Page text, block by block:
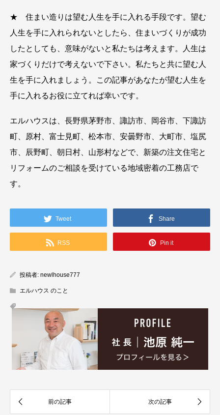
★ 住まい造りは望む人生を手に入れる手段です。望む
人生を手に入れられないとしたら、住まいづくりが成功
したとしても、意味がないと私たちは考えます。人生は
家づくりだけで考えないで下さい。私たちと共に望む人
生を手に入れましょう。この記事があなたが望む人生を
手に入れるお役に立てれば幸いです。
エルハウスは、長野県茅野市、諏訪市、岡谷市、下諏訪
町、原村、富士見町、松本市、安曇野市、大町市、塩尻
市、辰野町、朝日村、山形村などで、新築の注文住宅と
リフォームのご相談を受けている地域密着の工務店で
す。
Tweet Share
RSS Pin it
投稿者: newlhouse777
エルハウス のこと